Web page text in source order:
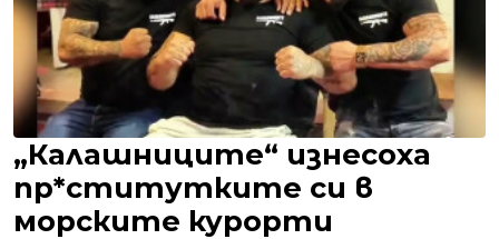
„Калашниците“ изнесоха
пр*ститутките си в
морските курорти